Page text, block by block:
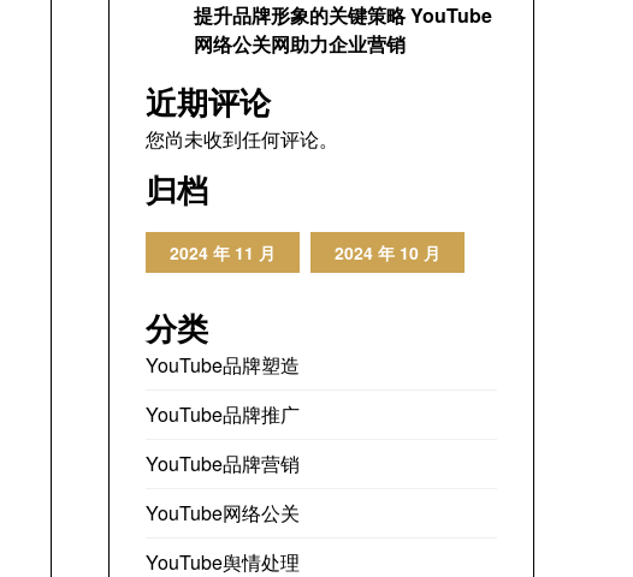
提升品牌形象的关键策略 YouTube
网络公关网助力企业营销
近期评论
您尚未收到任何评论。
归档
2024 年 11 月 2024 年 10 月
分类
YouTube品牌塑造
YouTube品牌推广
YouTube品牌营销
YouTube网络公关
YouTube舆情处理